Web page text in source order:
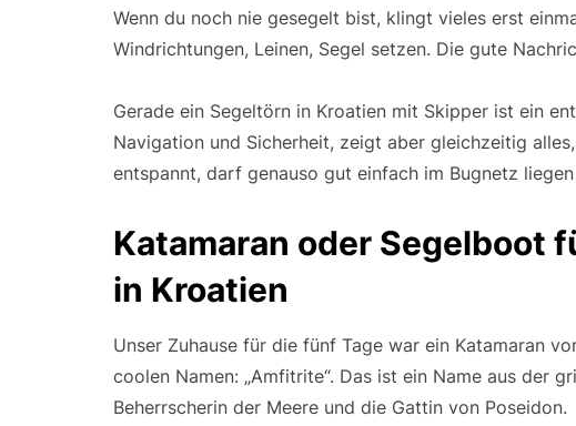
Wenn du noch nie gesegelt bist, klingt vieles erst
Windrichtungen, Leinen, Segel setzen. Die gute
Gerade ein Segeltörn in Kroatien mit Skipper ist ein
Navigation und Sicherheit, zeigt aber gleichzeitig
entspannt, darf genauso gut einfach im Bugnetz
Katamaran oder Segelboot
in Kroatien
Unser Zuhause für die fünf Tage war ein Katamaran
coolen Namen: „Amfitrite“. Das ist ein Name aus der
Beherrscherin der Meere und die Gattin von Poseidon.